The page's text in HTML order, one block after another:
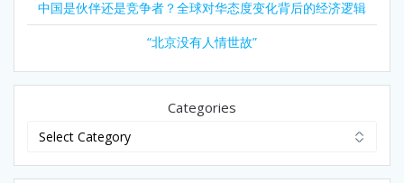
中国是伙伴还是竞争者？全球对华态度变化背后的经济逻辑
“北京没有人情世故”
Categories